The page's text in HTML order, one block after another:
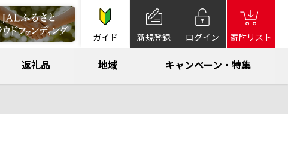
ガイド 新規登録 ログイン 寄附リスト
返礼品 地域 キャンペーン・特集